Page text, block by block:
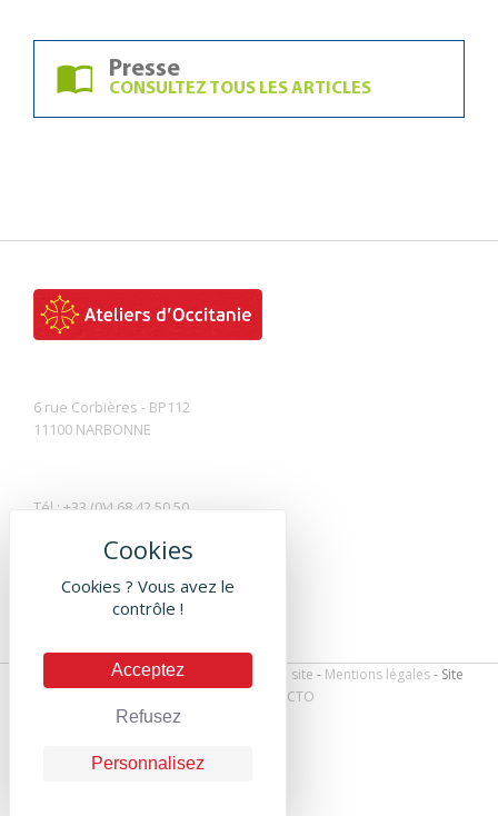
Cookies ? Vous avez le
contrôle !
Acceptez
Refusez
Personnalisez
Presse
CONSULTEZ TOUS LES ARTICLES
6 rue Corbières - BP112
11100 NARBONNE
Tél : +33 (0)4 68 42 50 50
Contactez-nous par mail
Les Ateliers d'Occitanie © 2016 - Plan du site - Mentions légales- Site
DEFACTO